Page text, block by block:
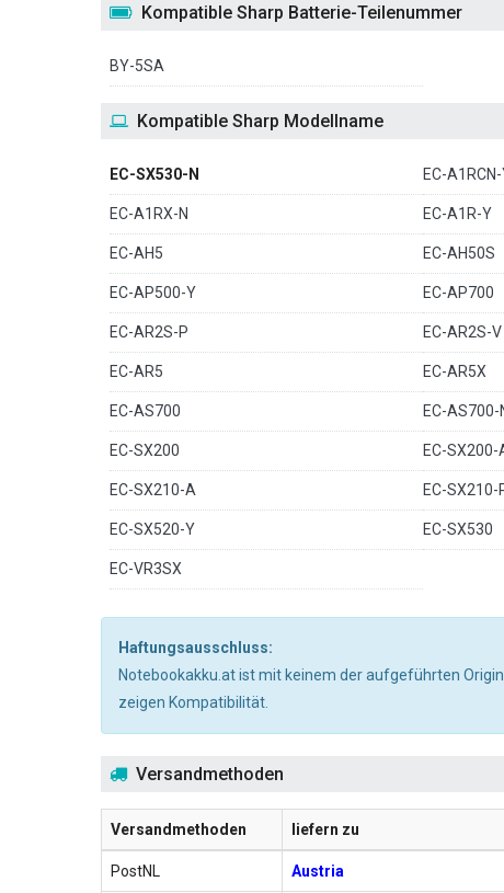
Kompatible Sharp Batterie-Teilenummer
BY-5SA
Kompatible Sharp Modellname
EC-SX530-N EC-
EC-A1RX-N EC-A1R-Y
EC-AH5 EC-AH50S
EC-AP500-Y EC-AP700
EC-AR2S-P EC-AR2S-V
EC-AR5 EC-AR5X
EC-AS700 EC-AS700-
EC-SX200 EC-SX200-
EC-SX210-A EC-SX210-
EC-SX520-Y EC-SX530
EC-VR3SX
Haftungsausschluss:
Notebookakku.at ist mit keinem der aufgeführten
zeigen Kompatibilität.
Versandmethoden
Versandmethoden liefern zu
PostNL Austria